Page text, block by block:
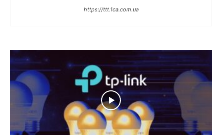
https://ttt.1ca.com.ua